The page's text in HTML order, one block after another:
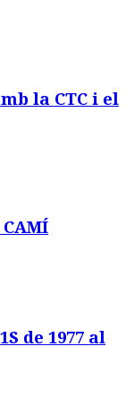
la CTC i el
CAMÍ
de 1977 al